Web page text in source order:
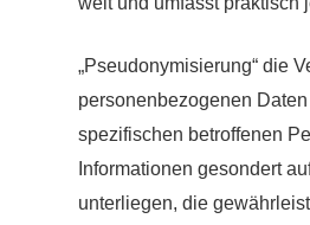
„Pseudonymisierung“ die
personenbezogenen
spezifischen betroffenen
Informationen gesondert
unterliegen, die